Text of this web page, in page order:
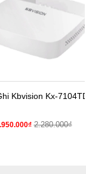
Kx-7104TD4
2.280.000₫